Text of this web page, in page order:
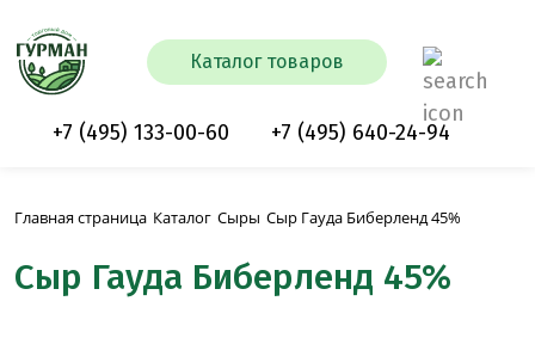
Каталог товаров
+7 (495) 133-00-60 +7 (495) 640-24-94
Главная страница Каталог Сыры Сыр Гауда Биберленд 45%
Сыр Гауда Биберленд 45%